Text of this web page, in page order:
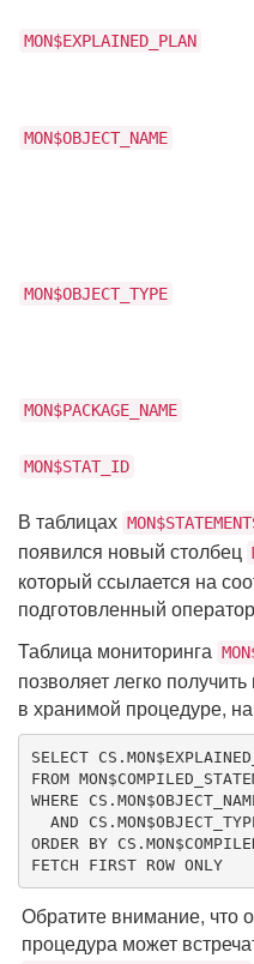
MON$EXPLAINED_PLAN
MON$OBJECT_NAME
MON$OBJECT_TYPE
MON$PACKAGE_NAME
MON$STAT_ID
В таблицах
появился новый столбец
который ссылается на
подготовленный
Таблица мониторинга
позволяет легко
в хранимой процедуре,
SELECT
FROM
WHERE
AND
ORDER
BY
FETCH FIRST ROW ONLY
Обратите внимание, что
процедура может